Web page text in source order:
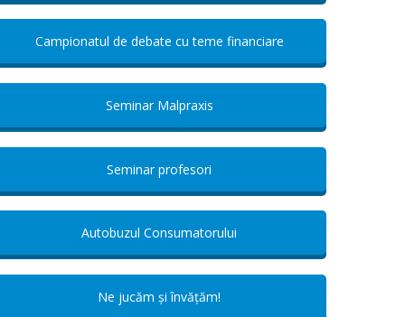
Campionatul de debate cu teme financiare
Seminar Malpraxis
Seminar profesori
Autobuzul Consumatorului
Ne jucăm și învățăm!